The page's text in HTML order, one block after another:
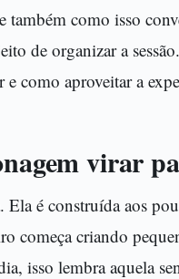
como isso
de organizar a
como aproveitar a
virar
Ela é construída aos
começa criando
isso lembra aquela